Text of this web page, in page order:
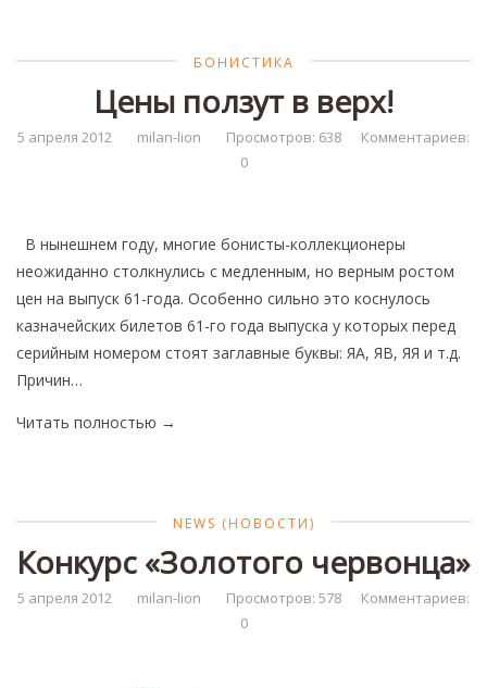
БОНИСТИКА
Цены ползут в верх!
5 апреля 2012 milan-lion Просмотров: 638 Комментариев:
0
В нынешнем году, многие бонисты-коллекционеры
неожиданно столкнулись с медленным, но верным ростом
цен на выпуск 61-года. Особенно сильно это коснулось
казначейских билетов 61-го года выпуска у которых перед
серийным номером стоят заглавные буквы: ЯА, ЯВ, ЯЯ и т.д.
Причин…
Читать полностью →
NEWS (НОВОСТИ)
Конкурс «Золотого червонца»
5 апреля 2012 milan-lion Просмотров: 578 Комментариев:
0